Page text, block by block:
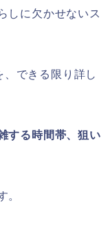
しに欠かせないス
、できる限り詳し
する時間帯、狙い
。